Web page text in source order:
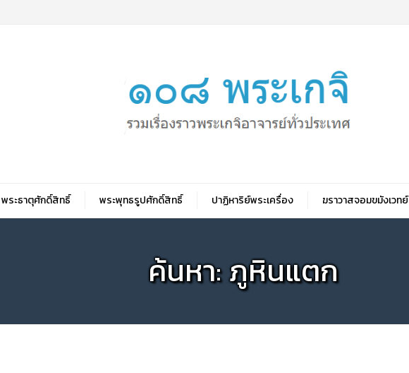
พระธาตุศักดิ์สิทธิ์ พระพุทธรูปศักดิ์สิทธิ์ ปาฏิหาริย์พระเครื่อง ฆราวาสจอมขมังเวทย์
ค้นหา: ภูหินแตก